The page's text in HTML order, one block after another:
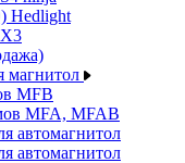
Hedlight
магнитол
MFB
MFA, MFAB
автомагнитол
автомагнитол